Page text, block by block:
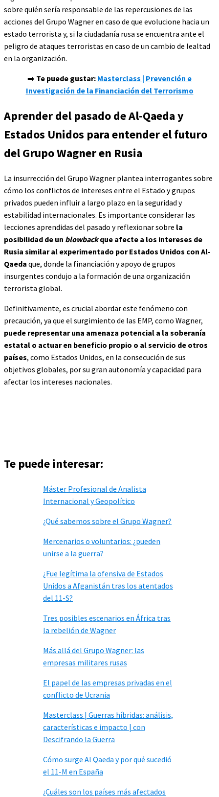
sobre quién sería responsable de las repercusiones de las
acciones del Grupo Wagner en caso de que evolucione hacia un
estado terrorista y, si la ciudadanía rusa se encuentra ante el
peligro de ataques terroristas en caso de un cambio de lealtad
en la organización.
➡️ Te puede gustar: Masterclass | Prevención e
Investigación de la Financiación del Terrorismo
Aprender del pasado de Al-Qaeda y
Estados Unidos para entender el futuro
del Grupo Wagner en Rusia
La insurrección del Grupo Wagner plantea interrogantes sobre
cómo los conflictos de intereses entre el Estado y grupos
privados pueden influir a largo plazo en la seguridad y
estabilidad internacionales. Es importante considerar las
lecciones aprendidas del pasado y reflexionar sobre la
posibilidad de un blowbackque afecte a los intereses de
Rusia similar al experimentado por Estados Unidos con Al-
Qaeda que, donde la financiación y apoyo de grupos
insurgentes condujo a la formación de una organización
terrorista global.
Definitivamente, es crucial abordar este fenómeno con
precaución, ya que el surgimiento de las EMP, como Wagner,
puede representar una amenaza potencial a la soberanía
estatal o actuar en beneficio propio o al servicio de otros
países, como Estados Unidos, en la consecución de sus
objetivos globales, por su gran autonomía y capacidad para
afectar los intereses nacionales.
Te puede interesar:
Máster Profesional de Analista
Internacional y Geopolítico
¿Qué sabemos sobre el Grupo Wagner?
Mercenarios o voluntarios: ¿pueden
unirse a la guerra?
¿Fue legítima la ofensiva de Estados
Unidos a Afganistán tras los atentados
del 11-S?
Tres posibles escenarios en África tras
la rebelión de Wagner
Más allá del Grupo Wagner: las
empresas militares rusas
El papel de las empresas privadas en el
conflicto de Ucrania
Masterclass | Guerras híbridas: análisis,
características e impacto | con
Descifrando la Guerra
Cómo surge Al Qaeda y por qué sucedió
el 11-M en España
¿Cuáles son los países más afectados